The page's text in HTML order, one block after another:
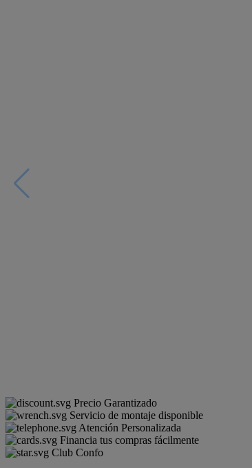
Precio Garantizado
Servicio de montaje disponible
Atención Personalizada
Financia tus compras fácilmente
Club Confo